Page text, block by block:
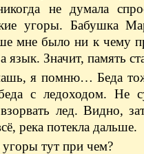
не думала
угоры. Бабушка
мне было ни к чему
язык. Значит, память
я помню… Беда
с ледоходом. Не
лед. Видно,
река потекла дальше.
тут при чем?